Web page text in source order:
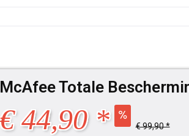
McAfee Totale
€ 44,90 * € 99,90 *